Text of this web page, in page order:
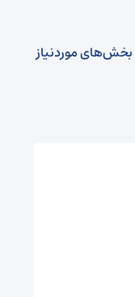
بخش‌های موردنیاز